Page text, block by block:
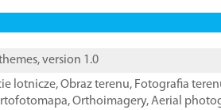
version 1.0
lotnicze,Obraz terenu, Fotografia
,Orthoimagery,Aerial